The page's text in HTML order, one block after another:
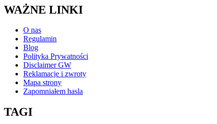
WAŻNE LINKI
O nas
Regulamin
Blog
Polityka Prywatności
Disclaimer GW
Reklamacje i zwroty
Mapa strony
Zapomniałem hasla
TAGI